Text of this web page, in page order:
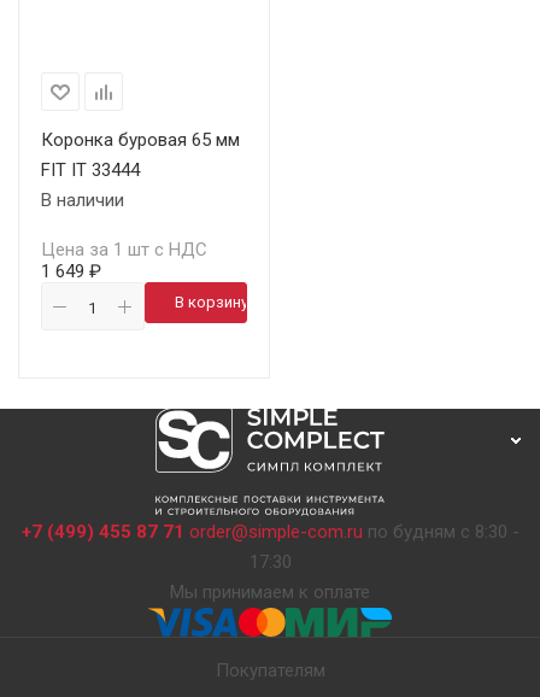
Коронка буровая 65 мм
FIT IT 33444
В наличии
Цена за 1 шт с НДС
1 649 ₽
В корзину
+7 (499) 455 87 71 order@simple-com.ru по будням с 8:30 -
17:30
Мы принимаем к оплате
Покупателям